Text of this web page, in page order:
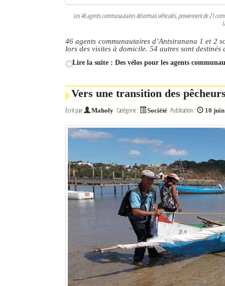
Les 46 agents communautaires désormais véhiculés, proviennent de 21
46 agents communautaires d’Antsiranana 1 et 2
lors des visites à domicile. 54 autres sont
Lire la suite : Des vélos pour les agents
Vers une transition des
Écrit par Maholy Catégorie : Société Publication : 10